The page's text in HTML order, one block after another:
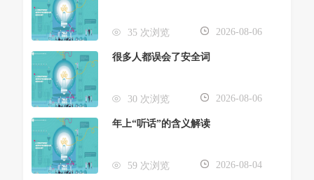
35 次浏览 2026-08-06
很多人都误会了安全词
30 次浏览 2026-08-06
年上“听话”的含义解读
59 次浏览 2026-08-04